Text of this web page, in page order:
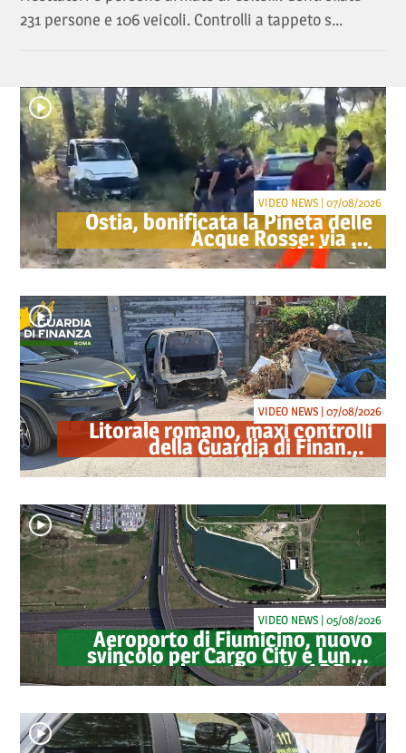
231 persone e 106 veicoli. Controlli a tappeto s...
Ostia, bonificata la Pineta delle
Acque Rosse: via gli
accampamenti abusivi
VIDEO NEWS | 07/08/2026
Litorale romano, maxi controlli
della Guardia di Finanza:
sequestrati droga, armi e
ricambi di auto rubate
VIDEO NEWS | 07/08/2026
Aeroporto di Fiumicino, nuovo
svincolo per Cargo City e Lunga
Sosta: investimento ADR da
oltre 40 milioni
VIDEO NEWS | 05/08/2026